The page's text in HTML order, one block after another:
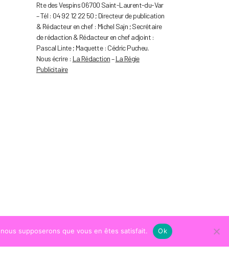
Rte des Vespins 06700 Saint-Laurent-du-Var
– Tél : 04 92 12 22 50 ; Directeur de publication
& Rédacteur en chef : Michel Sajn ; Secrétaire
de rédaction & Rédacteur en chef adjoint :
Pascal Linte ; Maquette : Cédric Pucheu.
Nous écrire : La Rédaction–La Régie
Publicitaire
supposerons que vous en êtes satisfait. Ok